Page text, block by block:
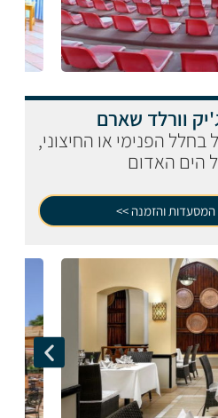
וורלד שארם
הפנימי או החיצוני,
הים האדום
המסעדות והזמנה >>